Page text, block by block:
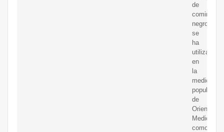
de
comino
negro
se
ha
utilizado
en
la
medicina
popular
de
Oriente
Medio
como